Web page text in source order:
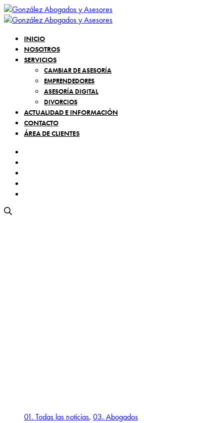
INICIO
NOSOTROS
SERVICIOS
CAMBIAR DE ASESORÍA
EMPRENDEDORES
ASESORÍA DIGITAL
DIVORCIOS
ACTUALIDAD E INFORMACIÓN
CONTACTO
ÁREA DE CLIENTES
01. Todas las noticias, 03. Abogados